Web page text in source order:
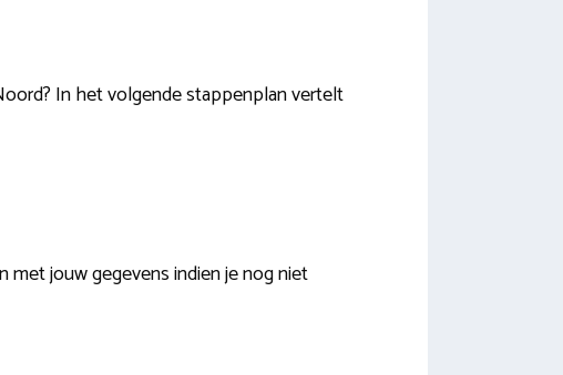
In het volgende stappenplan vertelt
jouw gegevens indien je nog niet